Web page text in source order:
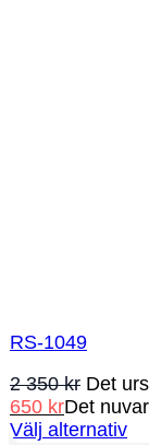
RS-1049
2 350kr Det
650 krDet
Välj alternativ